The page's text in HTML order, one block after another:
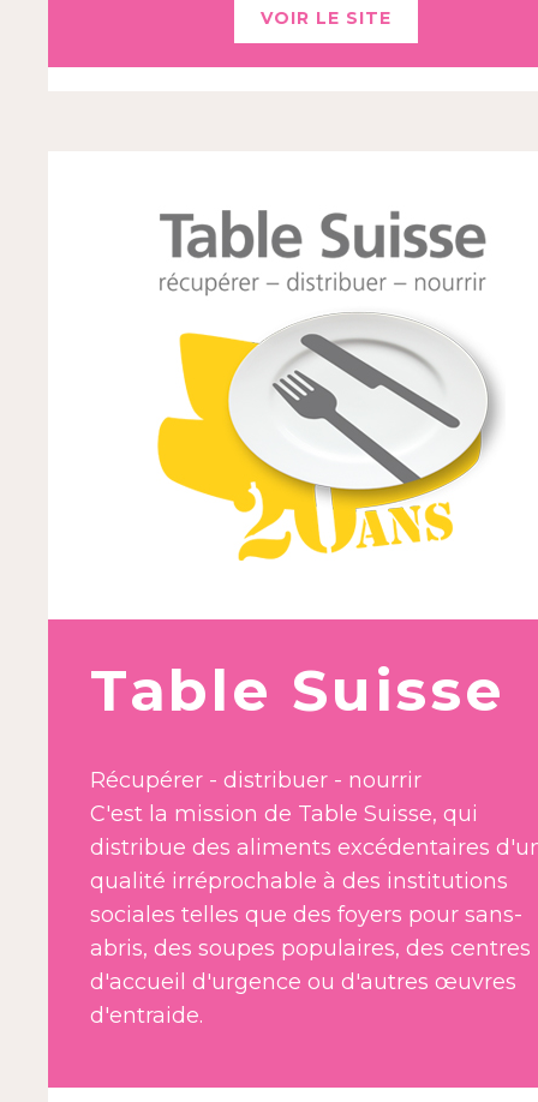
VOIR LE SITE
Table Suisse
Récupérer - distribuer - nourrir
C'est la mission de Table Suisse, qui
distribue des aliments excédentaires
qualité irréprochable à des institutions
sociales telles que des foyers pour sans-
abris, des soupes populaires, des centres
d'accueil d'urgence ou d'autres œuvres
d'entraide.